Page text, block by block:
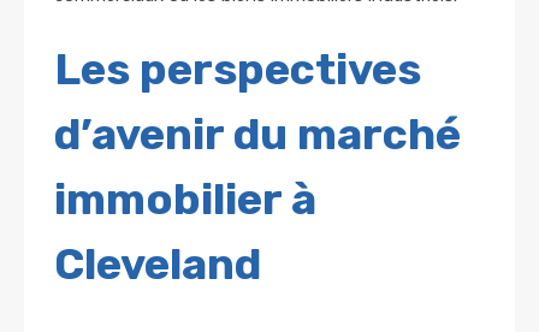
Les perspectives
d’avenir du marché
immobilier à
Cleveland